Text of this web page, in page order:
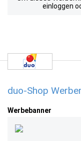
einloggen
duo-Shop
Werbebanner